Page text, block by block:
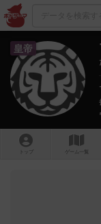
皇帝
トップ ゲーム一覧